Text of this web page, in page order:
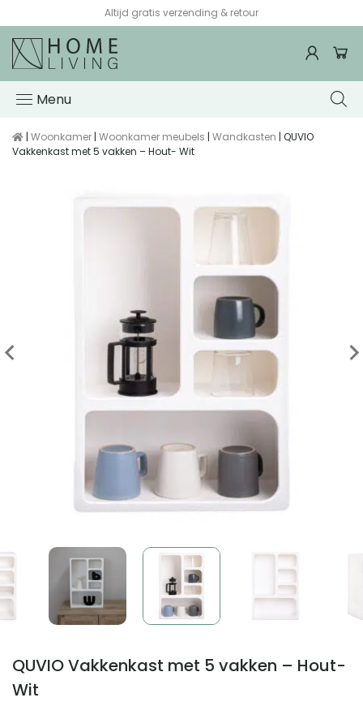
Altijd gratis verzending & retour
Menu
| Woonkamer | Woonkamer meubels | Wandkasten | QUVIO
Vakkenkast met 5 vakken – Hout- Wit
QUVIO Vakkenkast met 5 vakken – Hout-
Wit